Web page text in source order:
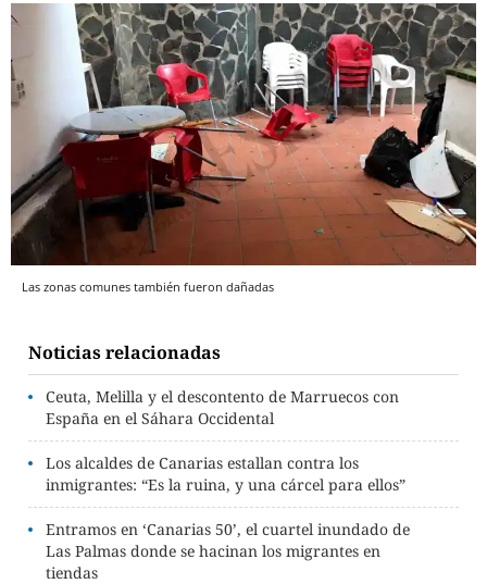
Las zonas comunes también fueron dañadas
Noticias relacionadas
Ceuta, Melilla y el descontento de Marruecos con
España en el Sáhara Occidental
Los alcaldes de Canarias estallan contra los
inmigrantes: “Es la ruina, y una cárcel para ellos”
Entramos en ‘Canarias 50’, el cuartel inundado de
Las Palmas donde se hacinan los migrantes en
tiendas